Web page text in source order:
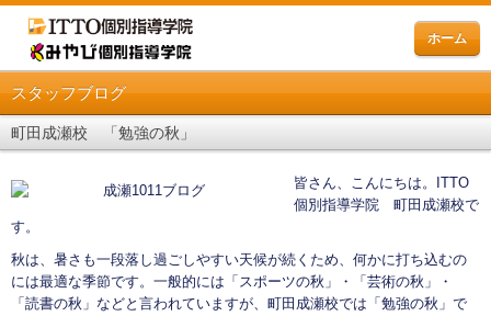
ホーム
スタッフブログ
町田成瀬校 「勉強の秋」
皆さん、こんにちは。ITTO
個別指導学院 町田成瀬校で
す。
秋は、暑さも一段落し過ごしやすい天候が続くため、何かに打ち込むの
には最適な季節です。一般的には「スポーツの秋」・「芸術の秋」・
「読書の秋」などと言われていますが、町田成瀬校では「勉強の秋」で